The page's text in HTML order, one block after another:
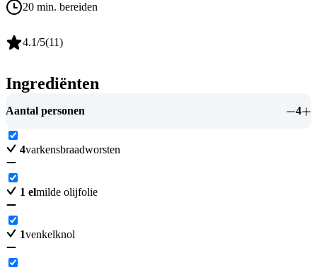
20 min. bereiden
4.1/5(11)
Ingrediënten
Aantal personen 4
4varkensbraadworsten
1 elmilde olijfolie
1venkelknol